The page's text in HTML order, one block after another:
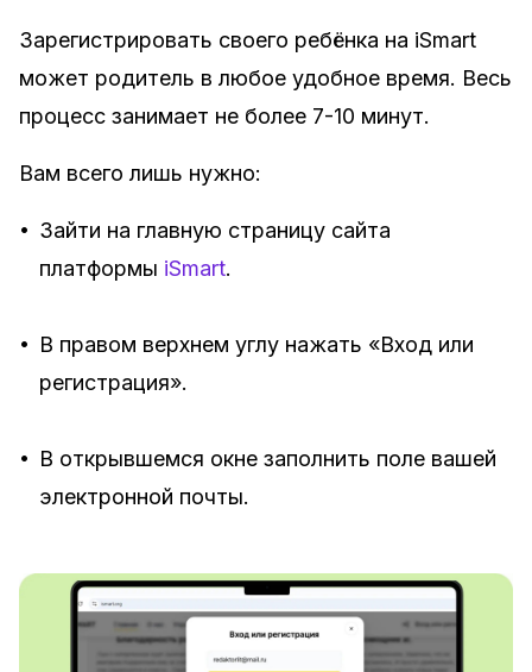
Зарегистрировать своего ребёнка на iSmart
может родитель в любое удобное время. Весь
процесс занимает не более 7-10 минут.
Вам всего лишь нужно:
• Зайти на главную страницу сайта
платформы iSmart.
• В правом верхнем углу нажать «Вход или
регистрация».
• В открывшемся окне заполнить поле вашей
электронной почты.